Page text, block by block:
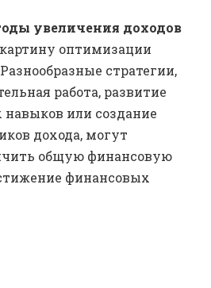
увеличения доходов
оптимизации
стратегии,
работа, развитие
или создание
дохода, могут
общую финансовую
финансовых